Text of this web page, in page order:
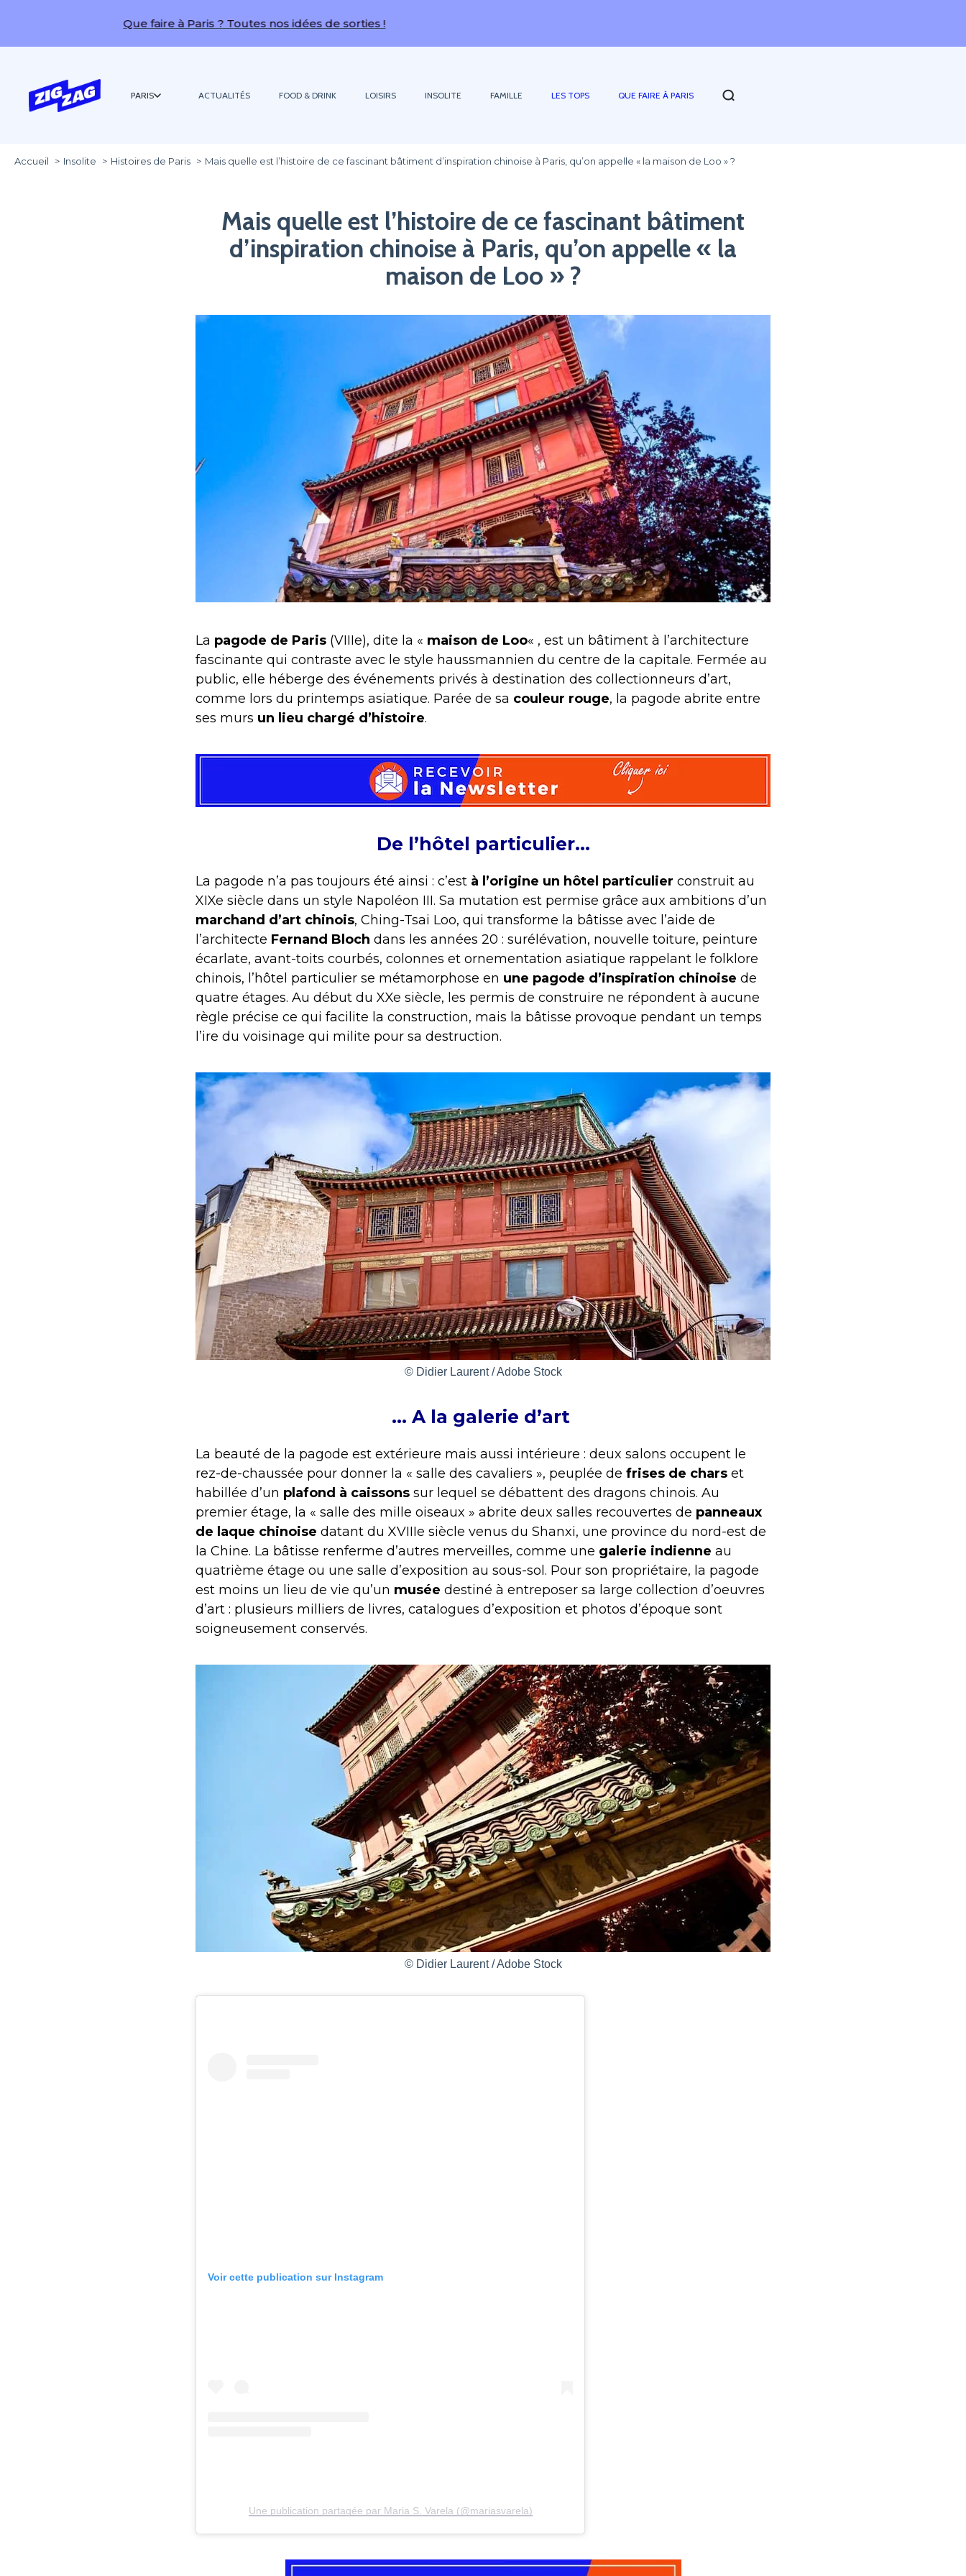
Que faire à Paris ? Toutes nos idées de sorties !
PARIS ACTUALITÉS FOOD & DRINK LOISIRS INSOLITE FAMILLE LES TOPS QUE FAIRE À PARIS
Accueil Insolite Histoires de Paris Mais quelle est l’histoire de ce fascinant bâtiment d’inspiration chinoise à Paris, qu’on appelle « la maison de Loo » ?
Mais quelle est l’histoire de ce fascinant bâtiment
d’inspiration chinoise à Paris, qu’on appelle « la
maison de Loo » ?
La pagode de Paris (VIIIe), dite la « maison de Loo« , est un bâtiment à l’architecture
fascinante qui contraste avec le style haussmannien du centre de la capitale. Fermée au
public, elle héberge des événements privés à destination des collectionneurs d’art,
comme lors du printemps asiatique. Parée de sa couleur rouge, la pagode abrite entre
ses murs un lieu chargé d’histoire.
De l’hôtel particulier…
La pagode n’a pas toujours été ainsi : c’est à l’origine un hôtel particulier construit au
XIXe siècle dans un style Napoléon III. Sa mutation est permise grâce aux ambitions d’un
marchand d’art chinois, Ching-Tsai Loo, qui transforme la bâtisse avec l’aide de
l’architecte Fernand Bloch dans les années 20 : surélévation, nouvelle toiture, peinture
écarlate, avant-toits courbés, colonnes et ornementation asiatique rappelant le folklore
chinois, l’hôtel particulier se métamorphose en une pagode d’inspiration chinoise de
quatre étages. Au début du XXe siècle, les permis de construire ne répondent à aucune
règle précise ce qui facilite la construction, mais la bâtisse provoque pendant un temps
l’ire du voisinage qui milite pour sa destruction.
© Didier Laurent / Adobe Stock
… A la galerie d’art
La beauté de la pagode est extérieure mais aussi intérieure : deux salons occupent le
rez-de-chaussée pour donner la « salle des cavaliers », peuplée de frises de chars et
habillée d’un plafond à caissons sur lequel se débattent des dragons chinois. Au
premier étage, la « salle des mille oiseaux » abrite deux salles recouvertes de panneaux
de laque chinoise datant du XVIIIe siècle venus du Shanxi, une province du nord-est de
la Chine. La bâtisse renferme d’autres merveilles, comme une galerie indienne au
quatrième étage ou une salle d’exposition au sous-sol. Pour son propriétaire, la pagode
est moins un lieu de vie qu’un musée destiné à entreposer sa large collection d’oeuvres
d’art : plusieurs milliers de livres, catalogues d’exposition et photos d’époque sont
soigneusement conservés.
© Didier Laurent / Adobe Stock
Voir cette publication sur Instagram
Une publication partagée par Maria S. Varela (@mariasvarela)